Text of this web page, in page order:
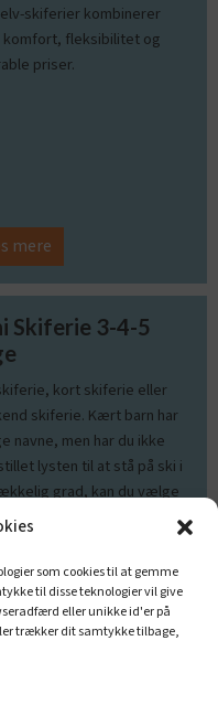
som cookies til at gemme
til disse teknologier vil give
eller unikke id'er på
trækker dit samtykke tilbage,
skiferier kombinerer
komfort, fleksibilitet og
priser.
mere
Skiferie 3-4-5
kort skiferie eller
skiferie. Kært barn har
navne, men har du ikke
lysten til at stå på ski i
grad, kan du vælge
på en kort skiferie af flere
mere